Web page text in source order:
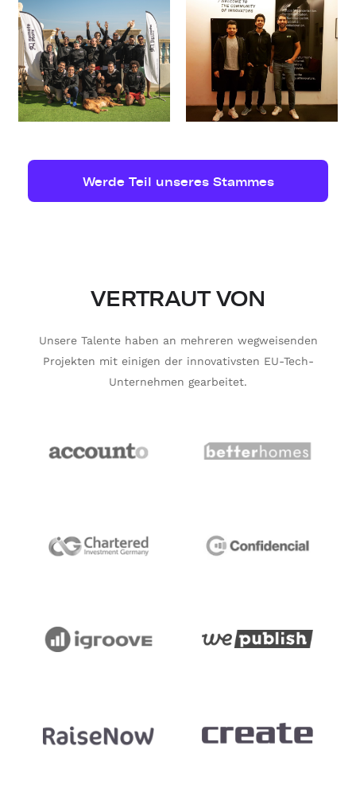
Werde Teil unseres Stammes
VERTRAUT VON
Unsere Talente haben an mehreren wegweisenden
Projekten mit einigen der innovativsten EU-Tech-
Unternehmen gearbeitet.